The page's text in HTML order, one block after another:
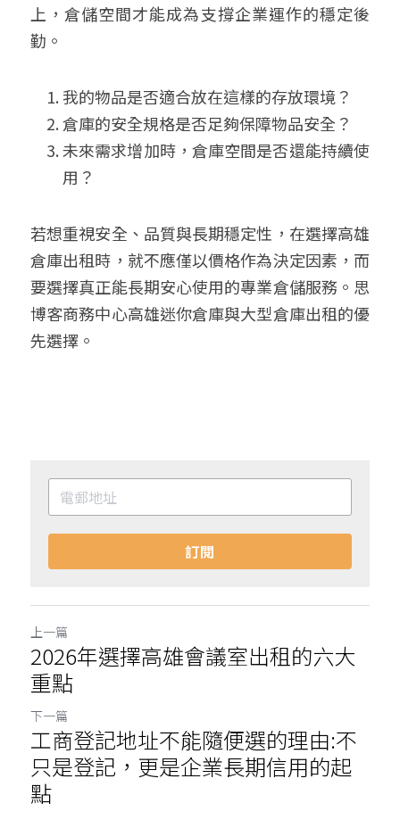
上，倉儲空間才能成為支撐企業運作的穩定後
勤。
我的物品是否適合放在這樣的存放環境？
倉庫的安全規格是否足夠保障物品安全？
未來需求增加時，倉庫空間是否還能持續使
用？
若想重視安全、品質與長期穩定性，在選擇高雄
倉庫出租時，就不應僅以價格作為決定因素，而
要選擇真正能長期安心使用的專業倉儲服務。思
博客商務中心高雄迷你倉庫與大型倉庫出租的優
先選擇 。
訂閱
上一篇
2026年選擇高雄會議室出租的六大
重點
下一篇
工商登記地址不能隨便選的理由:不
只是登記，更是企業長期信用的起
點